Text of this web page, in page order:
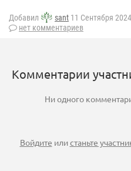
Добавил sant 11 Сентября 2024
нет комментариев
Комментарии
Ни одного
Войдите илистаньте